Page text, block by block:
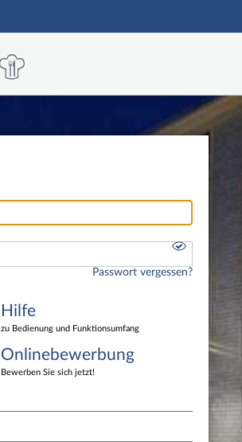
Passwort vergessen?
Hilfe
zu Bedienung und Funktionsumfang
Onlinebewerbung
Bewerben Sie sich jetzt!